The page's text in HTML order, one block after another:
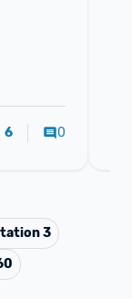
6 0
3